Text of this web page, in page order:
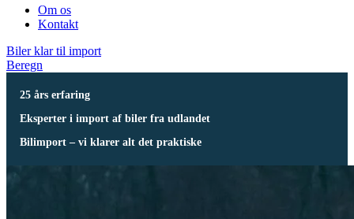
Om os
Kontakt
Biler klar til import
Beregn
25 års erfaring
Eksperter i import af biler fra udlandet
Bilimport – vi klarer alt det praktiske